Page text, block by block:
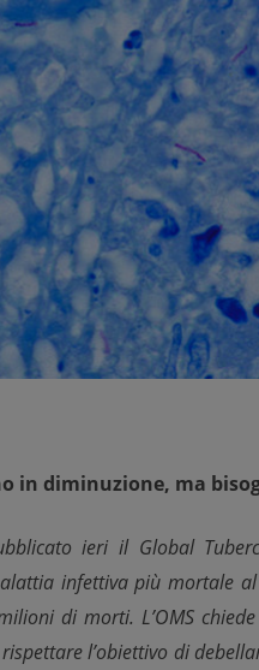
in diminuzione, ma
ieri il Global
infettiva più mortale
di morti. L’OMS
l’obiettivo di